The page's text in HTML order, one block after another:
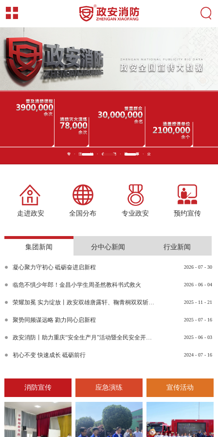
走进政安 全国分布 专业政安 预约宣传
集团新闻 分中心新闻 行业新闻
2026 - 07 - 30
凝心聚力守初心 砥砺奋进启新程
2026 - 06 - 04
临危不惧少年郎！金昌小学生周圣然教科书式救火
2025 - 11 - 21
荣耀加冕 实力绽放丨政安双雄唐露轩、鞠青桐双双斩获“渝消蓝盾讲师团金牌讲师”比武竞赛决赛大奖
2025 - 07 - 16
聚势同频谋远略 勠力同心启新程
2025 - 06 - 03
政安消防丨助力重庆“安全生产月”活动暨全民安全开放日活动
2024 - 07 - 16
初心不变 快速成长 砥砺前行
消防宣传 应急演练 宣传活动